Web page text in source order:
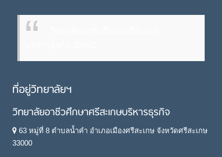
ที่อยู่วิทยาลัยฯ
วิทยาลัยอาชีวศึกษาศรีสะเกษบริหารธุรกิจ
63 หมู่ที่ 8 ตำบลน้ำคำ อำเภอเมืองศรีสะเกษ จังหวัดศรีสะเกษ
33000